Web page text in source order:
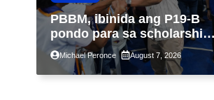
PBBM, ibinida ang P19-B
pondo para sa scholarship
ngayong taon, pinakamalaki
sa kasaysayan ng TESDA
Michael Peronce August 7, 2026